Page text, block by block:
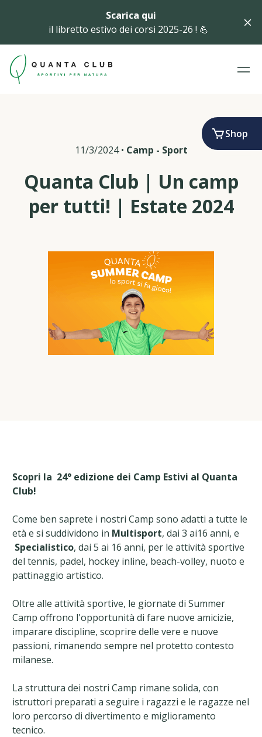
Scarica qui
il libretto estivo dei corsi 2025-26 ! 💪
Shop
11/3/2024• Camp - Sport
Quanta Club | Un camp
per tutti! | Estate 2024
Scopri la 24° edizione dei Camp Estivi al Quanta
Club!
Come ben saprete i nostri Camp sono adatti a tutte le
età e si suddividono in Multisport, dai 3 ai16 anni, e
Specialistico, dai 5 ai 16 anni, per le attività sportive
del tennis, padel, hockey inline, beach-volley, nuoto e
pattinaggio artistico.
Oltre alle attività sportive, le giornate di Summer
Camp offrono l'opportunità di fare nuove amicizie,
imparare discipline, scoprire delle vere e nuove
passioni, rimanendo sempre nel protetto contesto
milanese.
La struttura dei nostri Camp rimane solida, con
istruttori preparati a seguire i ragazzi e le ragazze nel
loro percorso di divertimento e miglioramento
tecnico.